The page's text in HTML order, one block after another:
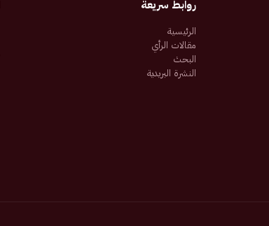
روابط سريعة
الرئيسية
مقالات الرأي
البحث
النشرة البريدية